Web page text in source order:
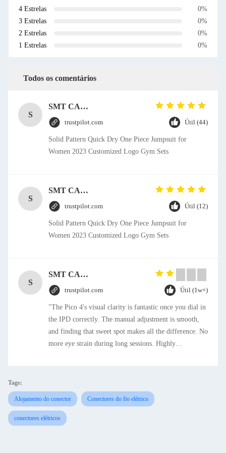
4 Estrelas
0%
3 Estrelas
0%
2 Estrelas
0%
1 Estrelas
0%
Todos os comentários
S
SMT CAP Type Box Header Connector 1.27mm Pitch Gold Flash Contact Plating
trustpilot.com Útil (44)
Solid Pattern Quick Dry One Piece Jumpsuit for
Women 2023 Customized Logo Gym Sets
S
SMT CAP Type Box Header Connector 1.27mm Pitch Gold Flash Contact Plating
trustpilot.com Útil (12)
Solid Pattern Quick Dry One Piece Jumpsuit for
Women 2023 Customized Logo Gym Sets
S
SMT CAP Type Box Header Connector 1.27mm Pitch Gold Flash Contact Plating
trustpilot.com Útil (1w+)
"The Pico 4's visual clarity is fantastic once you dial in
the IPD correctly. The manual adjustment is smooth,
and finding that sweet spot makes all the difference. No
more eye strain during long sessions. Highly
finding that sweet spot makes all the difference. No
more eye strain during long sessions. Highly
recommend taking the time to set it up properly!""The
Tags:
Alojamento do conector Conectores do fio elétrico
conectores elétricos